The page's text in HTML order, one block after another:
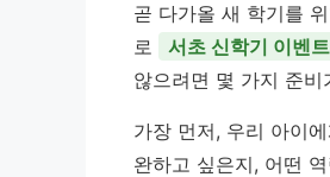
곧 다가올 새 학기를
로
서초 신학기 이벤
않으려면 몇 가지 준비
가장 먼저, 우리 아이
완하고 싶은지, 어떤